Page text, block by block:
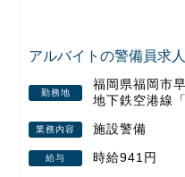
★屋外での仕
その分「収入
っかり感じら
■ 1日の流れ
↓
↓
アルバイトの警備員求人
勤務地
福岡県福岡市
地下鉄空港線
業務内容 施設警備
給与 時給941円
価値』を創造し続けます
イトを提供しています。